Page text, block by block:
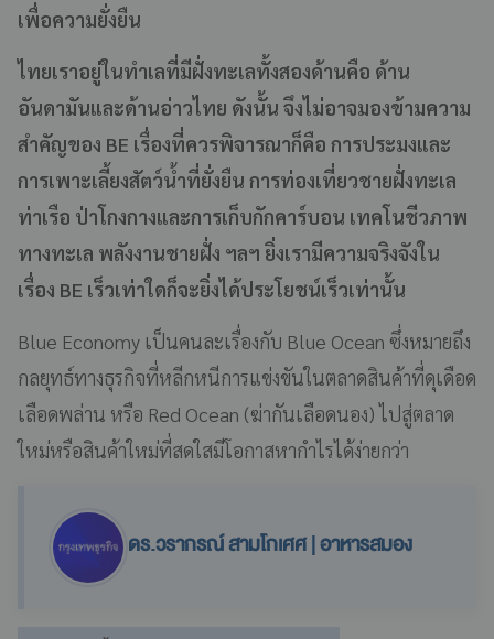
เพื่อความยั่งยืน
ไทยเราอยู่ในทำเลที่มีฝั่งทะเลทั้งสองด้านคือ ด้าน
อันดามันและด้านอ่าวไทย ดังนั้น จึงไม่อาจมองข้ามความ
สำคัญของ BE เรื่องที่ควรพิจารณาก็คือ การประมงและ
การเพาะเลี้ยงสัตว์น้ำที่ยั่งยืน การท่องเที่ยวชายฝั่งทะเล
ท่าเรือ ป่าโกงกางและการเก็บกักคาร์บอน เทคโนชีวภาพ
ทางทะเล พลังงานชายฝั่ง ฯลฯ ยิ่งเรามีความจริงจังใน
เรื่อง BE เร็วเท่าใดก็จะยิ่งได้ประโยชน์เร็วเท่านั้น
Blue Economy เป็นคนละเรื่องกับ Blue Ocean ซึ่งหมายถึง
กลยุทธ์ทางธุรกิจที่หลีกหนีการแข่งขันในตลาดสินค้าที่ดุเดือด
เลือดพล่าน หรือ Red Ocean (ฆ่ากันเลือดนอง) ไปสู่ตลาด
ใหม่หรือสินค้าใหม่ที่สดใสมีโอกาสหากำไรได้ง่ายกว่า
ดร.วรากรณ์ สามโกเศศ | อาหารสมอง